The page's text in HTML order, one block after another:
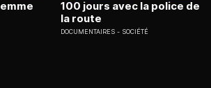
100 jours avec la police de
la route
DOCUMENTAIRES SOCIÉTÉ